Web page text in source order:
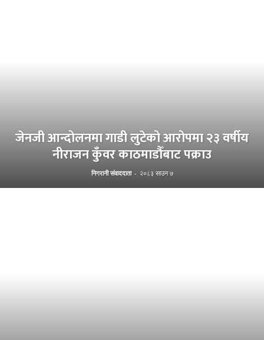
जेनजी आन्दोलनमा गाडी लुटेको आरोपमा २३ वर्षीय
नीराजन कुँवर काठमाडौँबाट पक्राउ
निगरानी संवाददाता - २०८३ साउन ७